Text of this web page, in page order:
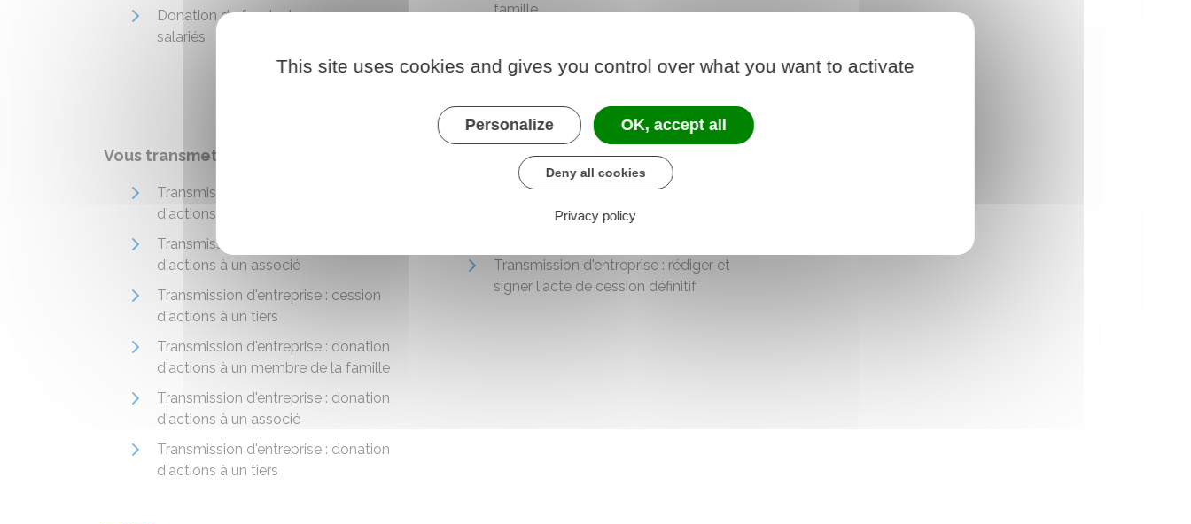
Donation du fonds de commerce aux
salariés
famille
parts sociales à un associé
parts sociales à un tiers
Vous transmettez des actions
Transmission d'entreprise : cession
d'actions à un membre de la famille
Transmission d'entreprise : cession
d'actions à un associé
Transmission d'entreprise : cession
d'actions à un tiers
Transmission d'entreprise : donation
d'actions à un membre de la famille
Transmission d'entreprise : donation
d'actions à un associé
Transmission d'entreprise : donation
d'actions à un tiers
Vous finalisez la transmission
Transmission d'entreprise : négocier et
rédiger le protocole d'accord avec le
Transmission d'entreprise : rédiger et
signer l'acte de cession définitif
This site uses cookies and gives you control over what you want to activate
Personalize OK, accept all
Deny all cookies
Privacy policy